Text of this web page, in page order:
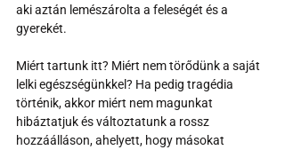
aki aztán lemészárolta a feleségét és a
gyerekét.
Miért tartunk itt? Miért nem törődünk a saját
lelki egészségünkkel? Ha pedig tragédia
történik, akkor miért nem magunkat
hibáztatjuk és változtatunk a rossz
hozzáálláson, ahelyett, hogy másokat